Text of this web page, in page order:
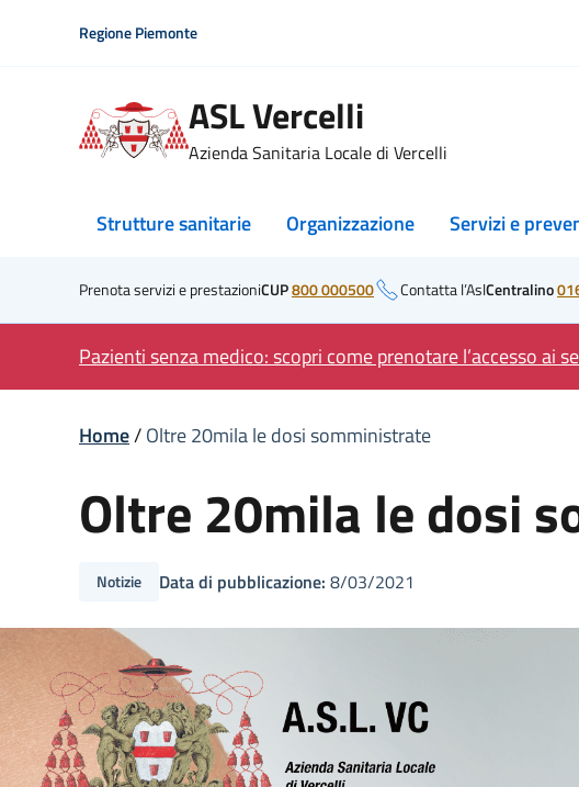
Regione Piemonte
ASL Vercelli
Azienda Sanitaria Locale di Vercelli
Strutture sanitarie Organizzazione Servizi e
Prenota servizi e prestazioniCUP800 000500 Contatta l’AslCentralino
Pazienti senza medico: scopri come prenotare l’accesso ai
Home/Oltre 20mila le dosi somministrate
Oltre 20mila le dosi
Notizie Data di pubblicazione: 8/03/2021